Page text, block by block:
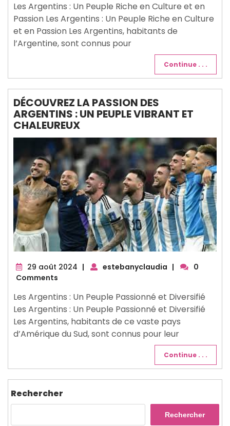
Les Argentins : Un Peuple Riche en Culture et en
Passion Les Argentins : Un Peuple Riche en Culture
et en Passion Les Argentins, habitants de
l’Argentine, sont connus pour
Continue . . .
DÉCOUVREZ LA PASSION DES
ARGENTINS : UN PEUPLE VIBRANT ET
CHALEUREUX
29 août 2024 29
| estebanyclaudia |
0
Comments
Les Argentins : Un Peuple Passionné et Diversifié
Les Argentins : Un Peuple Passionné et Diversifié
Les Argentins, habitants de ce vaste pays
d’Amérique du Sud, sont connus pour leur
Continue . . .
Rechercher
Rechercher